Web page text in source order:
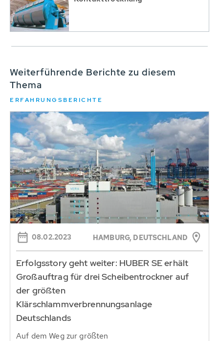
Weiterführende Berichte zu diesem
Thema
ERFAHRUNGSBERICHTE
08.02.2023 HAMBURG, DEUTSCHLAND
Erfolgsstory geht weiter: HUBER SE erhält
Großauftrag für drei Scheibentrockner auf
der größten
Klärschlammverbrennungsanlage
Deutschlands
Auf dem Weg zur größten